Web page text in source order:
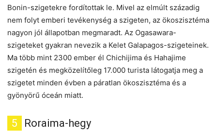
Bonin-szigetekre fordítottak le. Mivel az elmúlt századig
nem folyt emberi tevékenység a szigeten, az ökoszisztéma
nagyon jól állapotban megmaradt. Az Ogasawara-
szigeteket gyakran nevezik a Kelet Galapagos-szigeteinek.
Ma több mint 2300 ember él Chichijima és Hahajime
szigetén és megközelítőleg 17.000 turista látogatja meg a
szigetet minden évben a páratlan ökoszisztéma és a
gyönyörű óceán miatt.
5 Roraima-hegy